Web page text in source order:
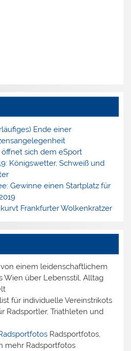
Ende einer
sich dem eSport
Königswetter, Schweiß und
Gewinne einen Startplatz für
Frankfurter Wolkenkratzer
einem leidenschaftlichem
Wien über Lebensstil, Alltag
für individuelle Vereinstrikots
Radsportler, Triathleten und
Radsportfotos,
mehr Radsportfotos